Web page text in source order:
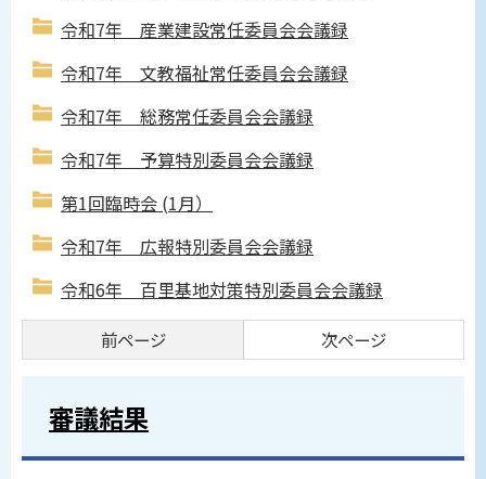
令和7年 産業建設常任委員会会議録
令和7年 文教福祉常任委員会会議録
令和7年 総務常任委員会会議録
令和7年 予算特別委員会会議録
第1回臨時会 (1月）
令和7年 広報特別委員会会議録
令和6年 百里基地対策特別委員会会議録
前ページ 次ページ
審議結果